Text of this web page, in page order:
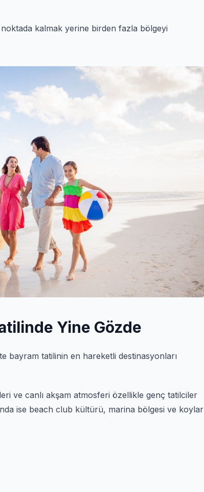
kalmak yerine birden fazla bölgeyi
Yine Gözde
bayram tatilinin en hareketli destinasyonları
ve canlı akşam atmosferi özellikle genç tatilciler
ise beach club kültürü, marina bölgesi ve koylar